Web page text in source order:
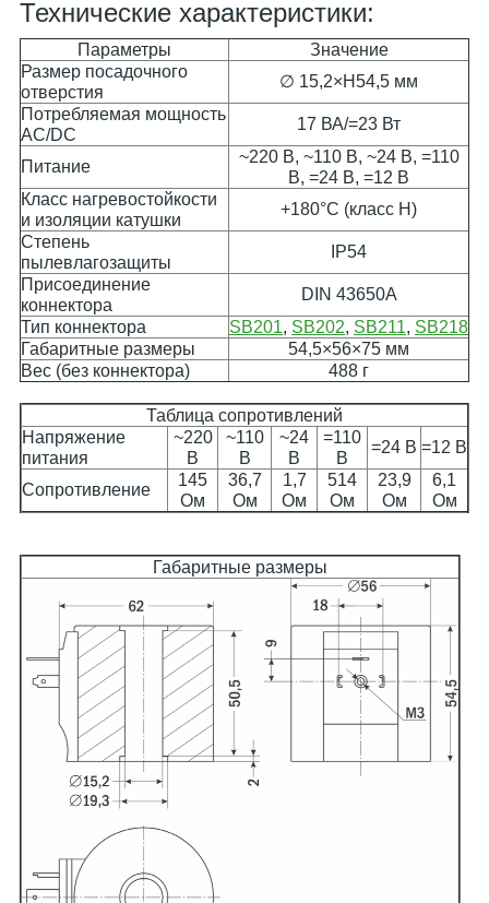
Технические характеристики:
Параметры
Значение
Размер посадочного
отверстия
∅ 15,2×H54,5 мм
Потребляемая мощность
AC/DC
17 ВА/=23 Вт
Питание
~220 В, ~110 В, ~24 В, =110
В, =24 В, =12 В
Класс нагревостойкости
и изоляции катушки
+180°C (класс H)
Степень
пылевлагозащиты
IP54
Присоединение
коннектора
DIN 43650A
Тип коннектора
SB201, SB202, SB211, SB218
Габаритные размеры
54,5×56×75 мм
Вес (без коннектора)
488 г
Таблица сопротивлений
Напряжение
питания
~220
В
~110
В
~24
В
=110
В
=24 В =12 В
Сопротивление
145
Ом
36,7
Ом
1,7
Ом
514
Ом
23,9
Ом
6,1
Ом
Габаритные размеры